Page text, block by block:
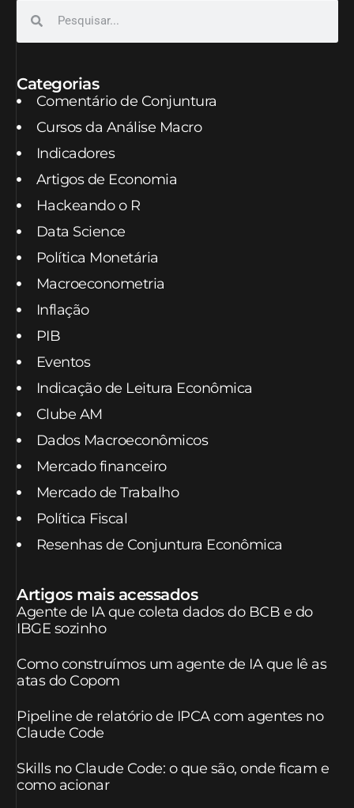
Categorias
Comentário de Conjuntura
Cursos da Análise Macro
Indicadores
Artigos de Economia
Hackeando o R
Data Science
Política Monetária
Macroeconometria
Inflação
PIB
Eventos
Indicação de Leitura Econômica
Clube AM
Dados Macroeconômicos
Mercado financeiro
Mercado de Trabalho
Política Fiscal
Resenhas de Conjuntura Econômica
Artigos mais acessados
Agente de IA que coleta dados do BCB e do
IBGE sozinho
Como construímos um agente de IA que lê as
atas do Copom
Pipeline de relatório de IPCA com agentes no
Claude Code
Skills no Claude Code: o que são, onde ficam e
como acionar